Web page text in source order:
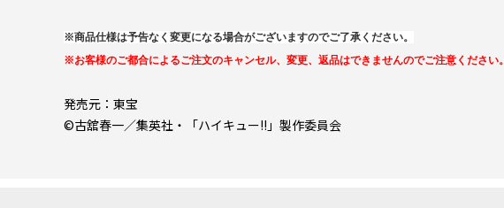
※商品仕様は予告なく変更になる場合がございますのでご了承ください。
※お客様のご都合によるご注文のキャンセル、変更、返品はできませんのでご注意ください。
発売元：東宝
©古舘春一／集英社・「ハイキュー!!」製作委員会